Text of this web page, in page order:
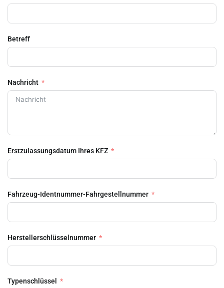
Betreff
Nachricht
Erstzulassungsdatum Ihres KFZ
Fahrzeug-Identnummer-Fahrgestellnummer
Herstellerschlüsselnummer
Typenschlüssel